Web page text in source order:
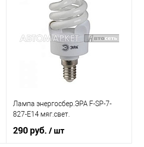
Купить в 1 клик
К сравнению
В наличии
Лампа энергосбер.ЭРА F-SP-7-
827-E14 мяг.свет.
290 руб./ шт